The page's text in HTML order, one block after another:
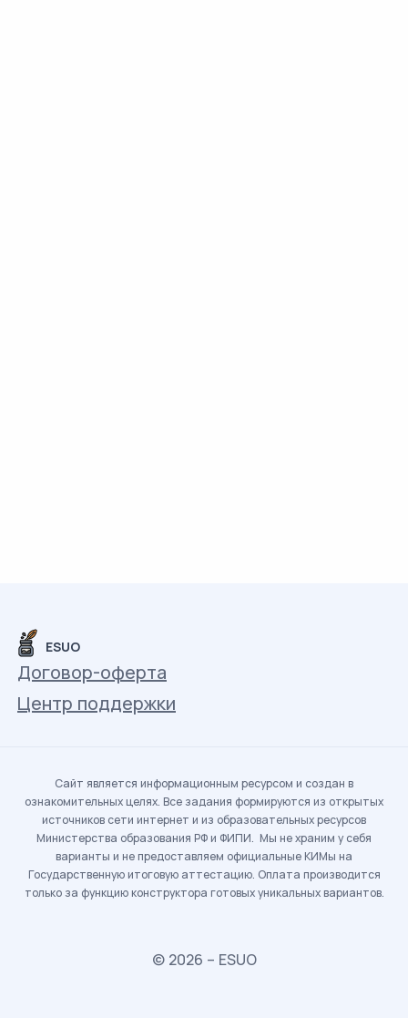
ESUO
Договор-оферта
Центр поддержки
Сайт является информационным ресурсом и создан в
ознакомительных целях. Все задания формируются из открытых
источников сети интернет и из образовательных ресурсов
Министерства образования РФ и ФИПИ. Мы не храним у себя
варианты и не предоставляем официальные КИМы на
Государственную итоговую аттестацию. Оплата производится
только за функцию конструктора готовых уникальных вариантов.
© 2026 – ESUO